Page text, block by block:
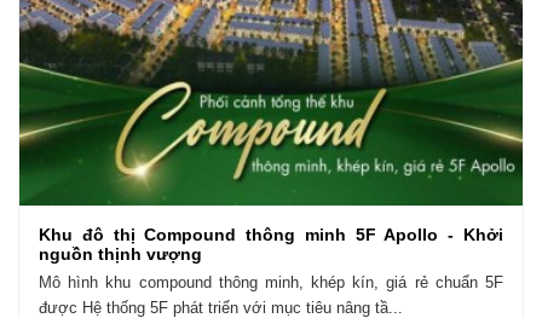
Khu đô thị Compound thông minh 5F Apollo - Khởi
nguồn thịnh vượng
Mô hình khu compound thông minh, khép kín, giá rẻ chuẩn 5F
được Hệ thống 5F phát triển với mục tiêu nâng tầ...